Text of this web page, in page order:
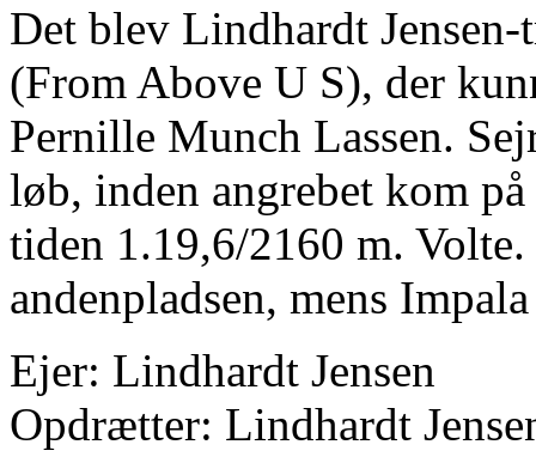
Det blev Lindhardt
(From Above U S), der
Pernille Munch Lassen.
løb, inden angrebet kom
tiden 1.19,6/2160 m.
andenpladsen, mens
Ejer: Lindhardt Jensen
Opdrætter: Lindhardt